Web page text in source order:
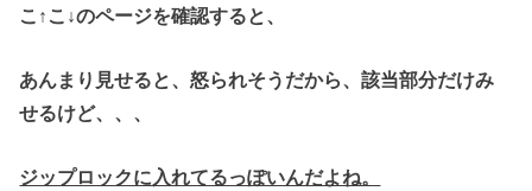
こ↑こ↓のページを確認すると、
あんまり見せると、怒られそうだから、該当部分だけみ
せるけど、、、
ジップロックに入れてるっぽいんだよね。